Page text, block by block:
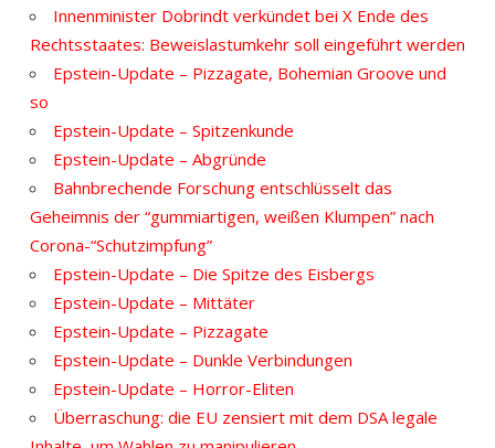
Innenminister Dobrindt verkündet bei X Ende des
Rechtsstaates: Beweislastumkehr soll eingeführt werden
Epstein-Update – Pizzagate, Bohemian Groove und
so
Epstein-Update – Spitzenkunde
Epstein-Update – Abgründe
Bahnbrechende Forschung entschlüsselt das
Geheimnis der “gummiartigen, weißen Klumpen” nach
Corona-“Schutzimpfung”
Epstein-Update – Die Spitze des Eisbergs
Epstein-Update – Mittäter
Epstein-Update – Pizzagate
Epstein-Update – Dunkle Verbindungen
Epstein-Update – Horror-Eliten
Überraschung: die EU zensiert mit dem DSA legale